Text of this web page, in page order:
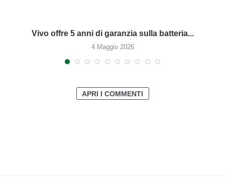
Vivo offre 5 anni di garanzia sulla batteria...
4 Maggio 2026
APRI I COMMENTI